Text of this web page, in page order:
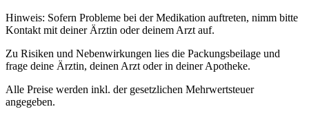
Hinweis: Sofern Probleme bei der Medikation auftreten, nimm bitte
Kontakt mit deiner Ärztin oder deinem Arzt auf.
Zu Risiken und Nebenwirkungen lies die Packungsbeilage und
frage deine Ärztin, deinen Arzt oder in deiner Apotheke.
Alle Preise werden inkl. der gesetzlichen Mehrwertsteuer
angegeben.